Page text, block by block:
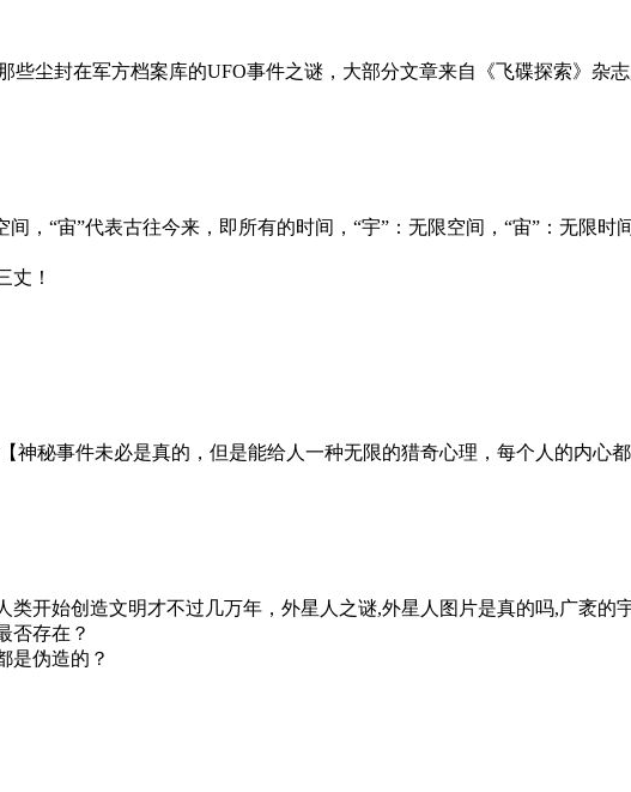
些尘封在军方档案库的UFO事件之谜，大部分文章来自《飞碟探索》杂
，“宙”代表古往今来，即所有的时间，“宇”：无限空间，“宙”：无限时间
丈！
神秘事件未必是真的，但是能给人一种无限的猎奇心理，每个人的内心
类开始创造文明才不过几万年，外星人之谜,外星人图片是真的吗,广袤的
否存在？
是伪造的？